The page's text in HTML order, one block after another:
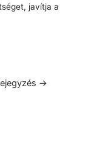
javítja a
→